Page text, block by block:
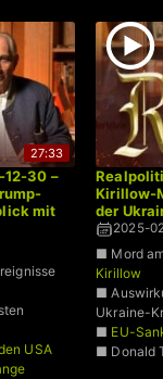
27:33
12-30 –
mit
USA
Kirillow-
der
2025-
■ Mord
Kirillow
■
Ukraine-
■ EU-
■ Donald